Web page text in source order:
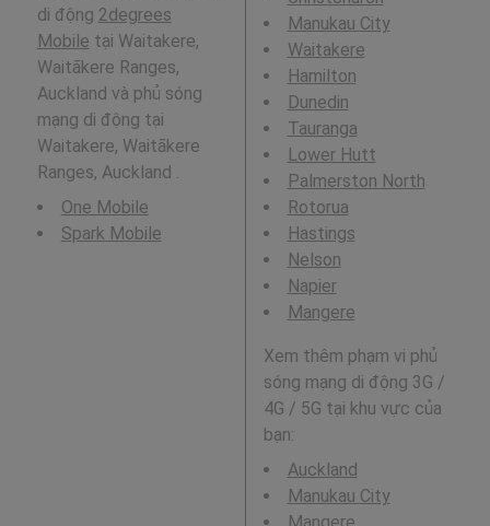
di động 2degrees
Mobile tại Waitakere,
Waitākere Ranges,
Auckland và phủ sóng
mạng di động tại
Waitakere, Waitākere
Ranges, Auckland .
One Mobile
Spark Mobile
Manukau City
Waitakere
Hamilton
Dunedin
Tauranga
Lower Hutt
Palmerston North
Rotorua
Hastings
Nelson
Napier
Mangere
Xem thêm phạm vi phủ
sóng mạng di động 3G /
4G / 5G tại khu vực của
bạn:
Auckland
Manukau City